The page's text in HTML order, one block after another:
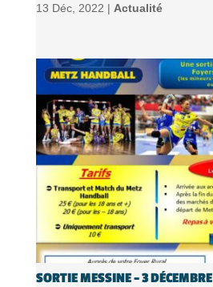
13 Déc, 2022 | Actualité
SORTIE MESSINE – 3 DÉCEMBRE